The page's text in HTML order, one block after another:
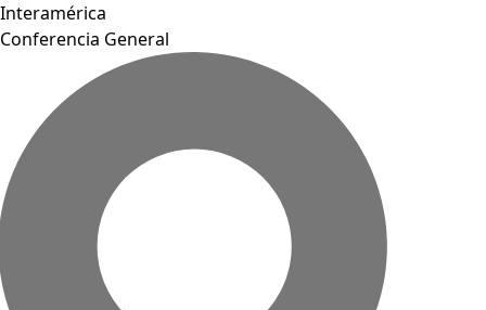
Interamérica
Conferencia General